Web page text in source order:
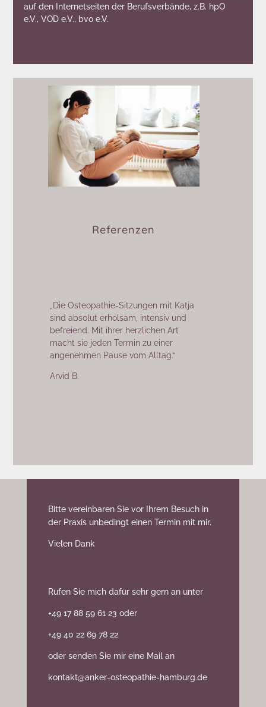
auf den Internetseiten der Berufsverbände, z.B. hpO
e.V., VOD e.V., bvo e.V.
Referenzen
Bitte vereinbaren Sie vor Ihrem Besuch in
der Praxis unbedingt einen Termin mit mir.
Vielen Dank
Rufen Sie mich dafür sehr gern an unter
+49 17 88 59 61 23 oder
+49 40 22 69 78 22
oder senden Sie mir eine Mail an
kontakt@anker-osteopathie-hamburg.de